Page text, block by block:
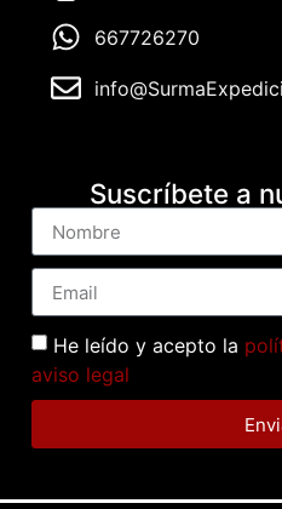
667726270
Suscríbete a
He leído y acepto la
aviso legal